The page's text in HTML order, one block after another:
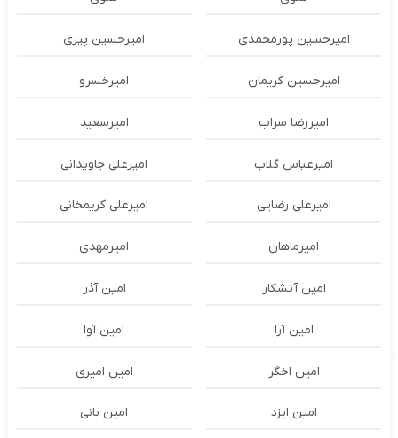
امیرحسین پورمحمدی امیرحسین پیری
امیرحسین کریمان امیرخسرو
امیررضا سراب امیرسعید
امیرعباس گلاب امیرعلی جاویدانی
امیرعلی رضایی امیرعلی کریمخانی
امیرماهان امیرمهدی
امین آتشکار امین آذر
امین آرا امین آوا
امین اخگر امین امیری
امین ایزد امین بانی